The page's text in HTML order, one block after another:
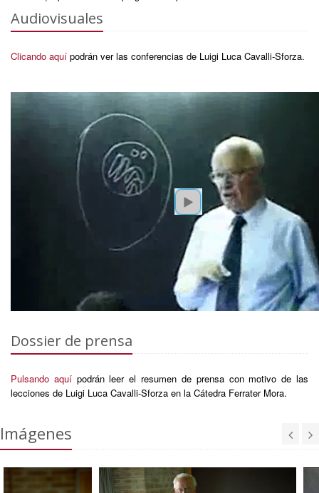
Audiovisuales
Clicando aquí podrán ver las conferencias de Luigi Luca Cavalli-Sforza.
Dossier de prensa
Pulsando aquípodrán leer el resumen de prensa con motivo de las
lecciones de Luigi Luca Cavalli-Sforza en la Cátedra Ferrater Mora.
Imágenes